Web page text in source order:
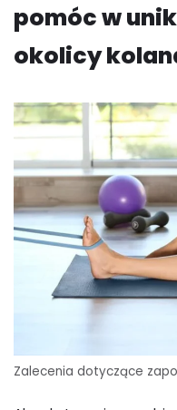
pomóc w
okolicy
Zalecenia dotyczące